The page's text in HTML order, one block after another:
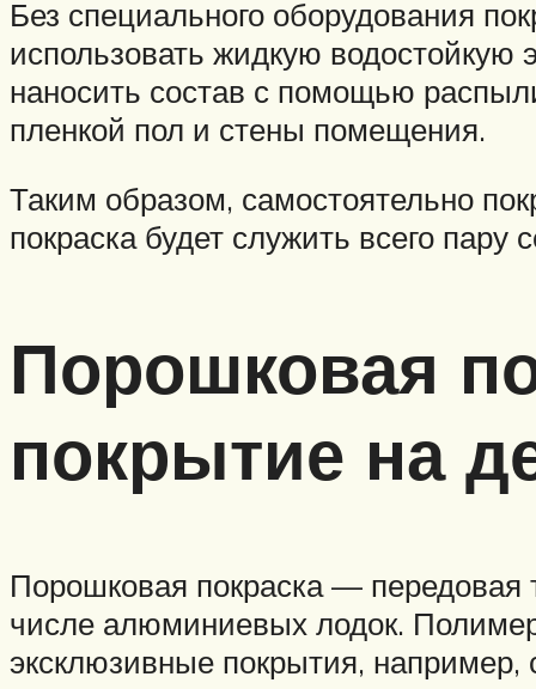
Без специального оборудования
использовать жидкую водостойкую
наносить состав с помощью
пленкой пол и стены помещения.
Таким образом, самостоятельно
покраска будет служить всего пару
Порошковая
покрытие на
Порошковая покраска — передовая
числе алюминиевых лодок.
эксклюзивные покрытия, например,